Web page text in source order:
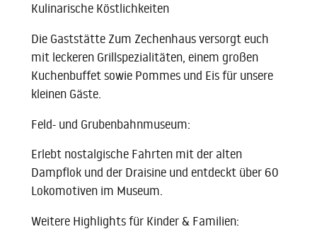
Kulinarische Köstlichkeiten
Die Gaststätte Zum Zechenhaus versorgt euch
mit leckeren Grillspezialitäten, einem großen
Kuchenbuffet sowie Pommes und Eis für unsere
kleinen Gäste.
Feld- und Grubenbahnmuseum:
Erlebt nostalgische Fahrten mit der alten
Dampflok und der Draisine und entdeckt über 60
Lokomotiven im Museum.
Weitere Highlights für Kinder & Familien: